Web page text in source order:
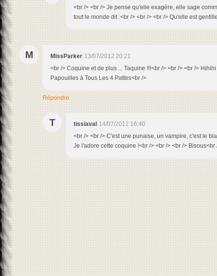
<br /> <br /> Je pense qu'elle exagère, elle sage
tout le monde dit :<br /> <br /> <br /> Qu'elle est
M MissParker 13/07/2012 20:21
<br /> Coquine et de plus ... Taquine !!!<br /> <br /> <br />
Papouilles à Tous Les 4 Pattes<br />
Répondre
T tissiaval 14/07/2012 16:40
<br /> <br /> C'est une punaise, un vampire, c'est le
Je l'adore cette coquine !<br /> <br /> <br /> Bisous<br